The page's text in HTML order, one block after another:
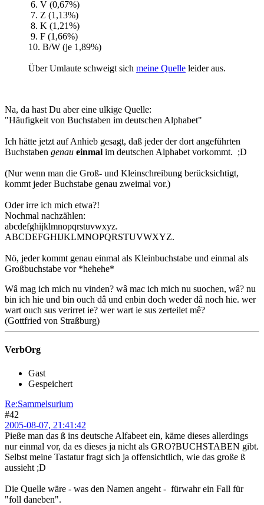
6. V (0,67%)
7. Z (1,13%)
8. K (1,21%)
9. F (1,66%)
10. B/W (je 1,89%)
Über Umlaute schweigt sich meine Quelle leider aus.
Na, da hast Du aber eine ulkige Quelle:
"Häufigkeit von Buchstaben im deutschen Alphabet"
Ich hätte jetzt auf Anhieb gesagt, daß jeder der dort angeführten
Buchstaben genau einmal im deutschen Alphabet vorkommt. ;D
(Nur wenn man die Groß- und Kleinschreibung berücksichtigt,
kommt jeder Buchstabe genau zweimal vor.)
Oder irre ich mich etwa?!
Nochmal nachzählen:
abcdefghijklmnopqrstuvwxyz.
ABCDEFGHIJKLMNOPQRSTUVWXYZ.
Nö, jeder kommt genau einmal als Kleinbuchstabe und einmal als
Großbuchstabe vor *hehehe*
Wâ mag ich mich nu vinden? wâ mac ich mich nu suochen, wâ? nu
bin ich hie und bin ouch dâ und enbin doch weder dâ noch hie. wer
wart ouch sus verirret ie? wer wart ie sus zerteilet mê?
(Gottfried von Straßburg)
VerbOrg
Gast
Gespeichert
Re:Sammelsurium
#42
2005-08-07, 21:41:42
Pieße man das ß ins deutsche Alfabeet ein, käme dieses allerdings
nur einmal vor, da es dieses ja nicht als GRO?BUCHSTABEN gibt.
Selbst meine Tastatur fragt sich ja offensichtlich, wie das große ß
aussieht ;D
Die Quelle wäre - was den Namen angeht - fürwahr ein Fall für
"foll daneben".